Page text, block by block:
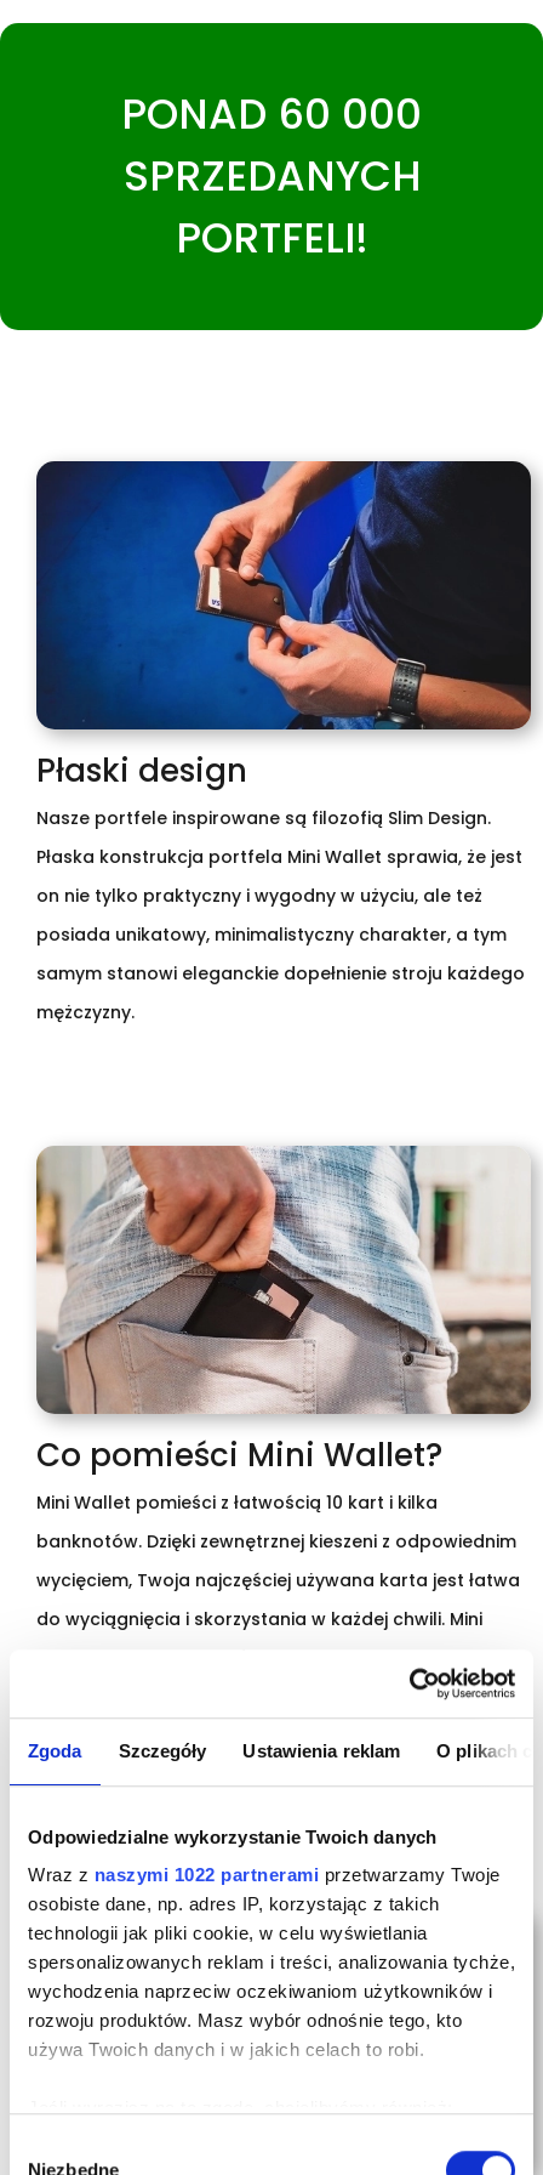
Zgoda Szczegóły Ustawienia reklam O plikach
Odpowiedzialne wykorzystanie Twoich danych
Wraz z naszymi 1022 partnerami przetwarzamy Twoje
osobiste dane, np. adres IP, korzystając z takich
technologii jak pliki cookie, w celu wyświetlania
spersonalizowanych reklam i treści, analizowania tychże,
wychodzenia naprzeciw oczekiwaniom użytkowników i
rozwoju produktów. Masz wybór odnośnie tego, kto
używa Twoich danych i w jakich celach to robi.
geograficznej z dokładnością nawet do kilku metrów
Niezbędne
PONAD 60 000
SPRZEDANYCH
PORTFELI!
Płaski design
Nasze portfele inspirowane są filozofią Slim Design.
Płaska konstrukcja portfela Mini Wallet sprawia, że jest
on nie tylko praktyczny i wygodny w użyciu, ale też
posiada unikatowy, minimalistyczny charakter, a tym
samym stanowi eleganckie dopełnienie stroju każdego
mężczyzny.
Co pomieści Mini Wallet?
Mini Wallet pomieści z łatwością 10 kart i kilka
banknotów. Dzięki zewnętrznej kieszeni z odpowiednim
wycięciem, Twoja najczęściej używana karta jest łatwa
do wyciągnięcia i skorzystania w każdej chwili. Mini
kieszeni spodni. Świetnie sprawdza się dla osób